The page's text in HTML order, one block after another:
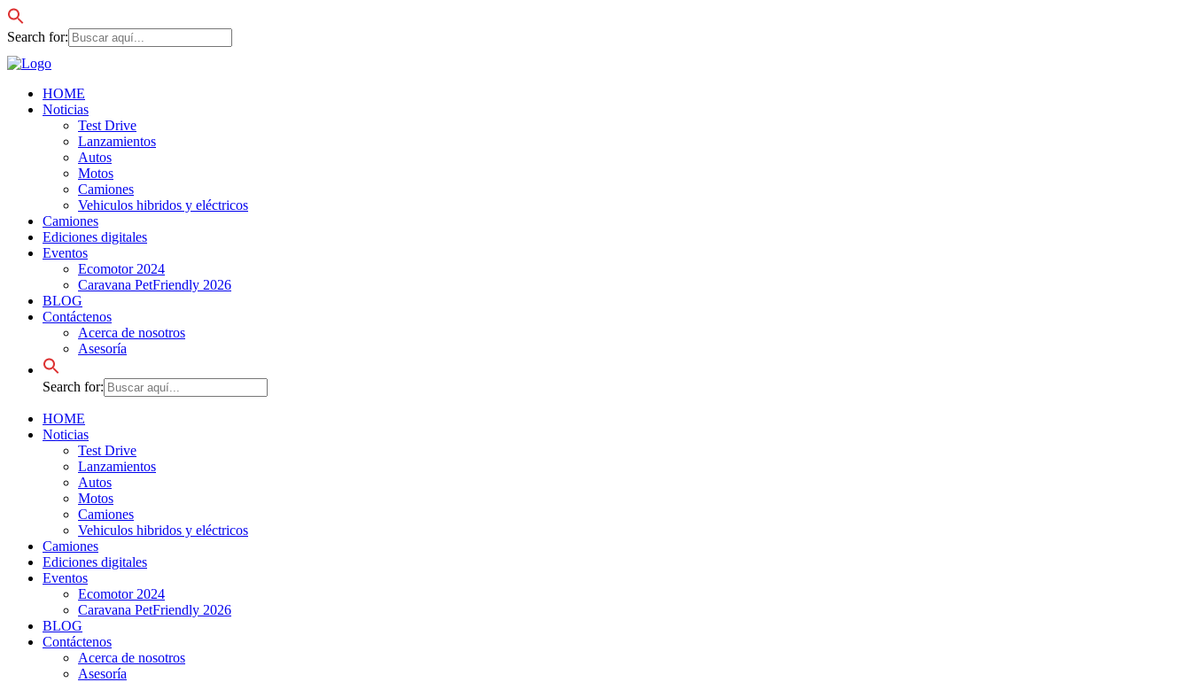
Search for:
HOME
Noticias
Test Drive
Lanzamientos
Autos
Motos
Camiones
Vehiculos hibridos y eléctricos
Camiones
Ediciones digitales
Eventos
Ecomotor 2024
Caravana PetFriendly 2026
BLOG
Contáctenos
Acerca de nosotros
Asesoría
Search for:
HOME
Noticias
Test Drive
Lanzamientos
Autos
Motos
Camiones
Vehiculos hibridos y eléctricos
Camiones
Ediciones digitales
Eventos
Ecomotor 2024
Caravana PetFriendly 2026
BLOG
Contáctenos
Acerca de nosotros
Asesoría